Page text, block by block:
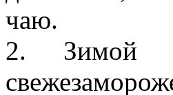
чаю.
2. Зимой